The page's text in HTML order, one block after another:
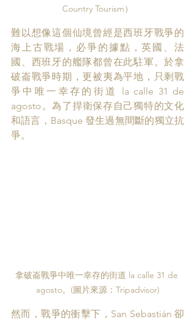
Country Tourism）
難以想像這個仙境曾經是西班牙戰爭的
海上古戰場，必爭的據點，英國、法
國、西班牙的艦隊都曾在此駐軍。於拿
破崙戰爭時期，更被夷為平地，只剩戰
爭中唯一幸存的街道 la calle 31 de
agosto。為了捍衛保存自己獨特的文化
和語言，Basque 發生過無間斷的獨立抗
爭。
拿破崙戰爭中唯一幸存的街道 la calle 31 de
agosto。(圖片來源：Tripadvisor)
然而，戰爭的衝擊下，San Sebastián 卻